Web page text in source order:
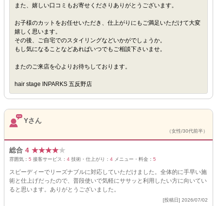
また、嬉しい口コミもお寄せくださりありがとうございます。
お子様のカットをお任せいただき、仕上がりにもご満足いただけて大変
嬉しく思います。
その後、ご自宅でのスタイリングなどいかがでしょうか。
もし気になることなどあればいつでもご相談下さいませ。
またのご来店を心よりお待ちしております。
hair stage INPARKS 五反野店
Yさん
（女性/30代前半）
総合 4 ★★★★★
雰囲気： 5 接客サービス： 4 技術・仕上がり： 4 メニュー・料金： 5
スピーディーでリーズナブルに対応していただけました。全体的に手早い施
術と仕上げだったので、普段使いで気軽にササッと利用したい方に向いてい
ると思います。ありがとうございました。
[投稿日] 2026/07/02